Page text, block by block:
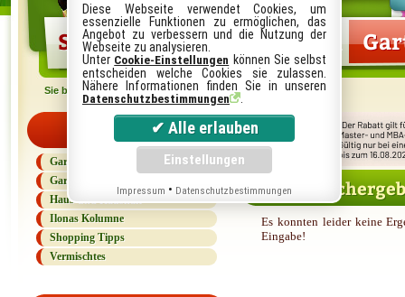
Startseite Gartenlexikon
Sie befinden sich hier:Startseite
Kategorien
Garten
Gartenlexikon
Haus und Haushalt
Ilonas Kolumne
Shopping Tipps
Vermischtes
Keine
Es konnten leider keine
Eingabe!
Diese Webseite verwendet Cookies, um
essenzielle Funktionen zu ermöglichen, das
Angebot zu verbessern und die Nutzung der
Webseite zu analysieren.
Unter Cookie-Einstellungen können Sie selbst
entscheiden welche Cookies sie zulassen.
Nähere Informationen finden Sie in unseren
Datenschutzbestimmungen
Impressum • Datenschutzbestimmungen